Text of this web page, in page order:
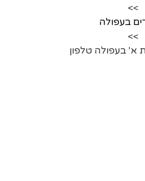
>>
בעפולה
>>
א' בעפולה טלפון